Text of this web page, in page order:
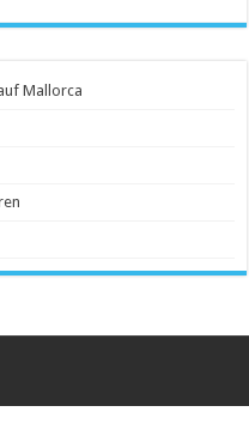
Mallorca